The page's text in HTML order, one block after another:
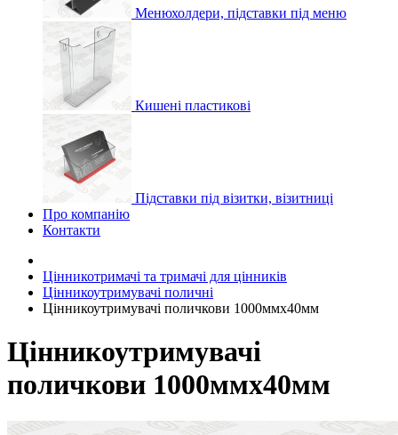
Менюхолдери, підставки під меню
Кишені пластикові
Підставки під візитки, візитниці
Про компанію
Контакти
Цінникотримачі та тримачі для цінників
Цінникоутримувачі поличні
Цінникоутримувачі поличкови 1000ммх40мм
Цінникоутримувачі
поличкови 1000ммх40мм